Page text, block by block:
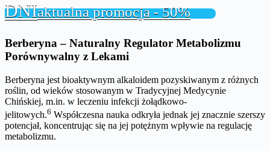
DNIaktualna promocja - 50%
Berberyna – Naturalny Regulator Metabolizmu
Porównywalny z Lekami
Berberyna jest bioaktywnym alkaloidem pozyskiwanym z różnych
roślin, od wieków stosowanym w Tradycyjnej Medycynie
Chińskiej, m.in. w leczeniu infekcji żołądkowo-
jelitowych.6 Współczesna nauka odkryła jednak jej znacznie szerszy
potencjał, koncentrując się na jej potężnym wpływie na regulację
metabolizmu.